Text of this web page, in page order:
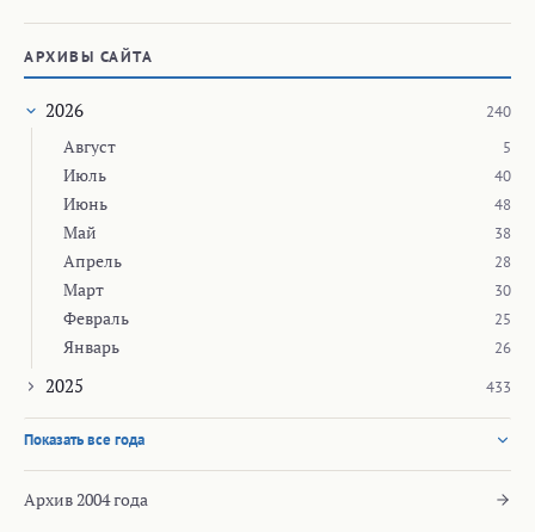
АРХИВЫ САЙТА
2026 240
Август 5
Июль 40
Июнь 48
Май 38
Апрель 28
Март 30
Февраль 25
Январь 26
2025 433
Показать все года
Архив 2004 года